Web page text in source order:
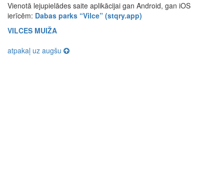
Vienotā lejupielādes saite aplikācijai gan Android, gan iOS
ierīcēm: Dabas parks “Vilce” (stqry.app)
VILCES MUIŽA
atpakaļ uz augšu